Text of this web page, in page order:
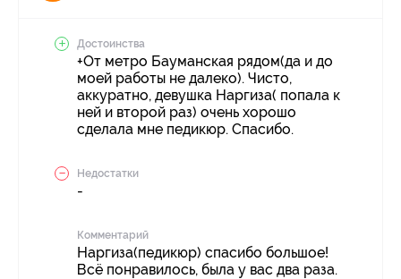
Достоинства
+От метро Бауманская рядом(да и до
моей работы не далеко). Чисто,
аккуратно, девушка Наргиза( попала к
ней и второй раз) очень хорошо
сделала мне педикюр. Спасибо.
Недостатки
-
Комментарий
Наргиза(педикюр) спасибо большое!
Всё понравилось, была у вас два раза.